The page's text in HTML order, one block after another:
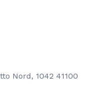
Nord, 1042 41100